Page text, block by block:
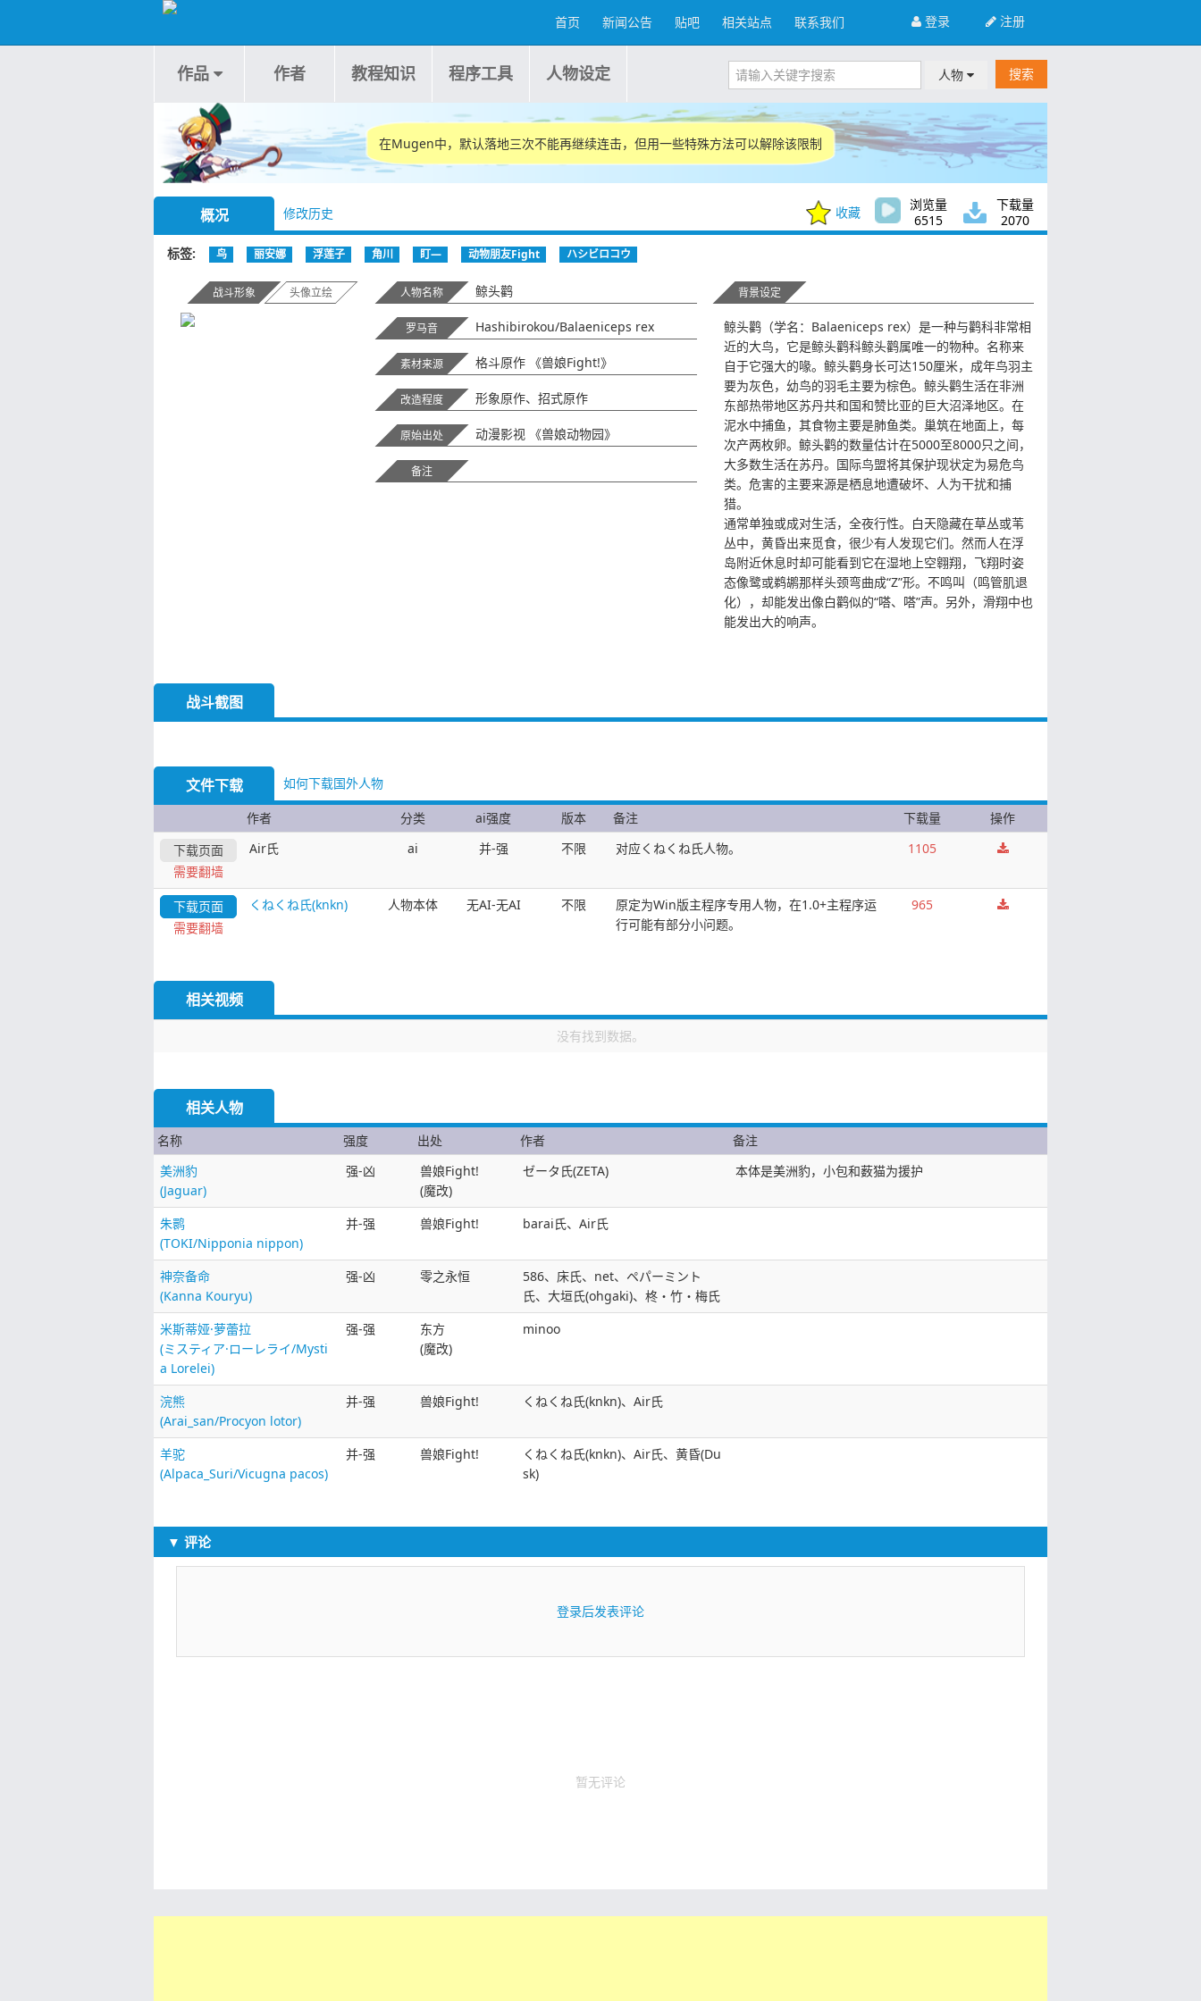
注册
登录
首页 新闻公告 贴吧 相关站点 联系我们
作品 作者 教程知识 程序工具 人物设定 人物 搜索
在Mugen中，默认落地三次不能再继续连击，但用一些特殊方法可以解除该限制
概况 修改历史 收藏
浏览量
6515
下载量
2070
标签
鸟 丽安娜 浮莲子 角川 盯— 动物朋友Fight ハシビロコウ
战斗形象 头像立绘 人物名称 鲸头鹳
罗马音 Hashibirokou/Balaeniceps rex
素材来源 格斗原作 《兽娘Fight!》
改造程度 形象原作、招式原作
原始出处 动漫影视 《兽娘动物园》
备注
背景设定
鲸头鹳（学名：Balaeniceps rex）是一种与鹳科非常相
近的大鸟，它是鲸头鹳科鲸头鹳属唯一的物种。名称来
自于它强大的喙。鲸头鹳身长可达150厘米，成年鸟羽主
要为灰色，幼鸟的羽毛主要为棕色。鲸头鹳生活在非洲
东部热带地区苏丹共和国和赞比亚的巨大沼泽地区。在
泥水中捕鱼，其食物主要是肺鱼类。巢筑在地面上，每
次产两枚卵。鲸头鹳的数量估计在5000至8000只之间，
大多数生活在苏丹。国际鸟盟将其保护现状定为易危鸟
类。危害的主要来源是栖息地遭破坏、人为干扰和捕
猎。
通常单独或成对生活，全夜行性。白天隐藏在草丛或苇
丛中，黄昏出来觅食，很少有人发现它们。然而人在浮
岛附近休息时却可能看到它在湿地上空翱翔，飞翔时姿
态像鹭或鹈鹕那样头颈弯曲成“Z”形。不鸣叫（鸣管肌退
化），却能发出像白鹳似的“嗒、嗒”声。另外，滑翔中也
能发出大的响声。
战斗截图
文件下载 如何下载国外人物
作者 分类 ai强度 版本 备注 下载量
操作
下载页面
需要翻墙
Air氏 ai 并-强 不限 对应くねくね氏人物。 1105
下载页面
需要翻墙
くねくね氏(knkn) 人物本体 无AI-无AI 不限
原定为Win版主程序专用人物，在1.0+主程序运
行可能有部分小问题。
965
相关视频
没有找到数据。
相关人物
名称 强度 出处 作者
备注
美洲豹
(Jaguar)
强-凶
兽娘Fight!
(魔改)
ゼータ氏(ZETA) 本体是美洲豹，小包和薮猫为援护
朱鹮
(TOKI/Nipponia nippon)
并-强 兽娘Fight! barai氏、Air氏
神奈备命
(Kanna Kouryu)
强-凶 零之永恒
586、床氏、net、ペパーミント
氏、大垣氏(ohgaki)、柊・竹・梅氏
米斯蒂娅·萝蕾拉
(ミスティア·ローレライ/Mysti
a Lorelei)
强-强
东方
(魔改)
minoo
浣熊
(Arai_san/Procyon lotor)
并-强 兽娘Fight! くねくね氏(knkn)、Air氏
羊驼
(Alpaca_Suri/Vicugna pacos)
并-强 兽娘Fight!
くねくね氏(knkn)、Air氏、黄昏(Du
sk)
▼ 评论
登录后发表评论
暂无评论